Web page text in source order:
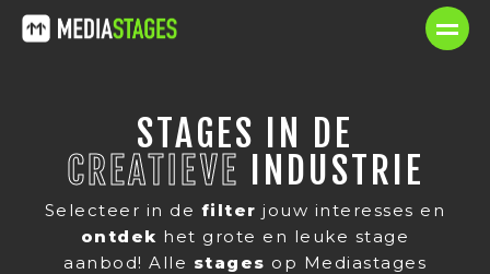
STAGES IN DE
CREATIEVE INDUSTRIE
Selecteer in de filterjouw interesses en
ontdek het grote en leuke stage
aanbod! Alle stages op Mediastages